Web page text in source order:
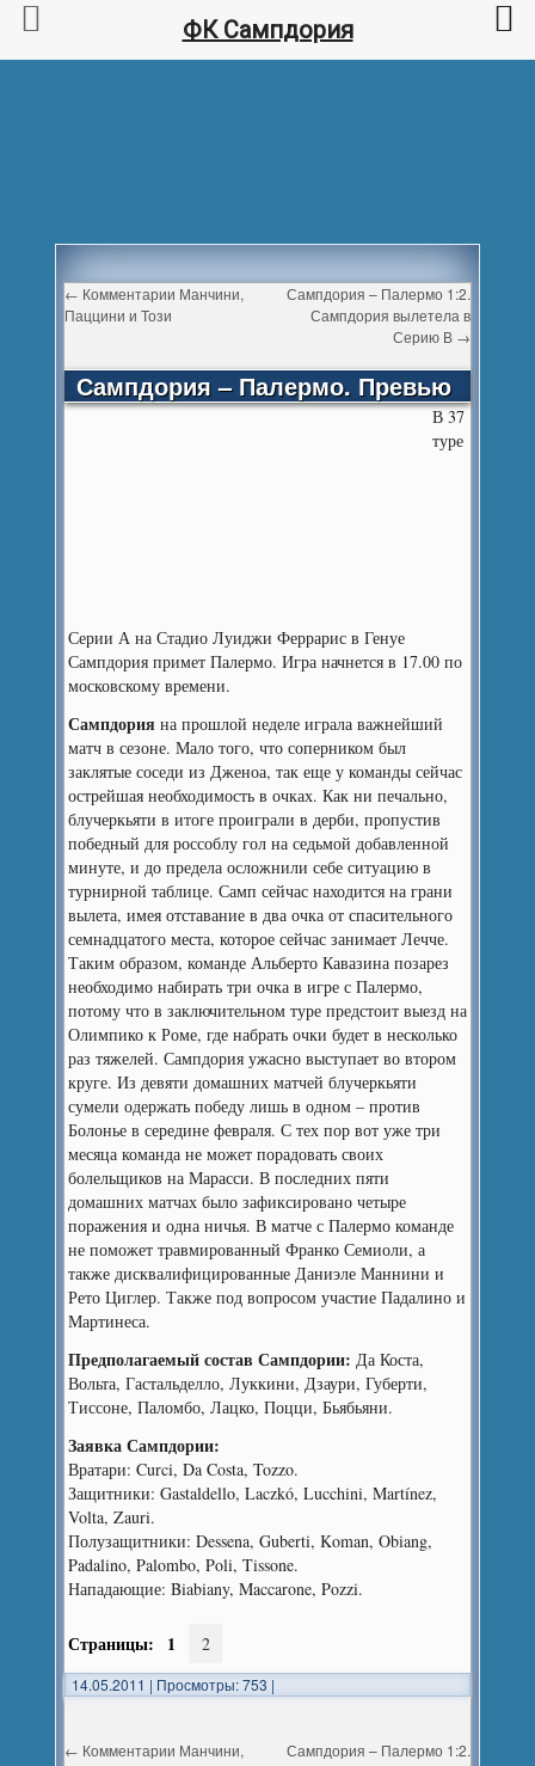
← Комментарии Манчини,
Паццини и Този
Сампдория – Палермо 1:2.
Сампдория вылетела в
Серию В →
Сампдория – Палермо. Превью
В 37
туре
Серии А на Стадио Луиджи Феррарис в Генуе
Сампдория примет Палермо. Игра начнется в 17.00 по
московскому времени.
Сампдория на прошлой неделе играла важнейший
матч в сезоне. Мало того, что соперником был
заклятые соседи из Дженоа, так еще у команды сейчас
острейшая необходимость в очках. Как ни печально,
блучеркьяти в итоге проиграли в дерби, пропустив
победный для россоблу гол на седьмой добавленной
минуте, и до предела осложнили себе ситуацию в
турнирной таблице. Самп сейчас находится на грани
вылета, имея отставание в два очка от спасительного
семнадцатого места, которое сейчас занимает Лечче.
Таким образом, команде Альберто Кавазина позарез
необходимо набирать три очка в игре с Палермо,
потому что в заключительном туре предстоит выезд на
Олимпико к Роме, где набрать очки будет в несколько
раз тяжелей. Сампдория ужасно выступает во втором
круге. Из девяти домашних матчей блучеркьяти
сумели одержать победу лишь в одном – против
Болонье в середине февраля. С тех пор вот уже три
месяца команда не может порадовать своих
болельщиков на Марасси. В последних пяти
домашних матчах было зафиксировано четыре
поражения и одна ничья. В матче с Палермо команде
не поможет травмированный Франко Семиоли, а
также дисквалифицированные Даниэле Маннини и
Рето Циглер. Также под вопросом участие Падалино и
Мартинеса.
Предполагаемый состав Сампдории: Да Коста,
Вольта, Гастальделло, Луккини, Дзаури, Губерти,
Тиссоне, Паломбо, Лацко, Поцци, Бьябьяни.
Заявка Сампдории:
Вратари: Curci, Da Costa, Tozzo.
Защитники: Gastaldello, Laczkó, Lucchini, Martínez,
Volta, Zauri.
Полузащитники: Dessena, Guberti, Koman, Obiang,
Padalino, Palombo, Poli, Tissone.
Нападающие: Biabiany, Maccarone, Pozzi.
Страницы: 1 2
14.05.2011 | Просмотры: 753 |
← Комментарии Манчини,
Сампдория – Палермо 1:2.
ФК Сампдория